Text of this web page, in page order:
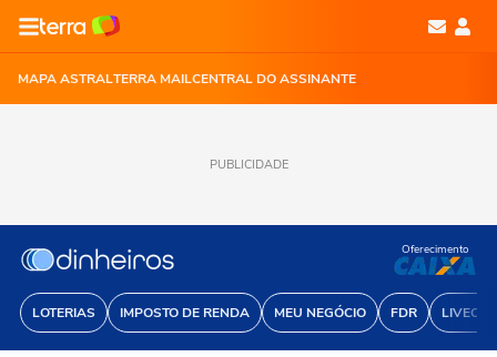
MAPA ASTRALTERRA MAILCENTRAL DO ASSINANTE
PUBLICIDADE
LOTERIAS IMPOSTO DE RENDA MEU NEGÓCIO FDR
Oferecimento